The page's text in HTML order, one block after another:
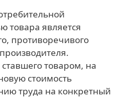
товара является
противоречивого
товаром, на
стоимость
труда на конкретный